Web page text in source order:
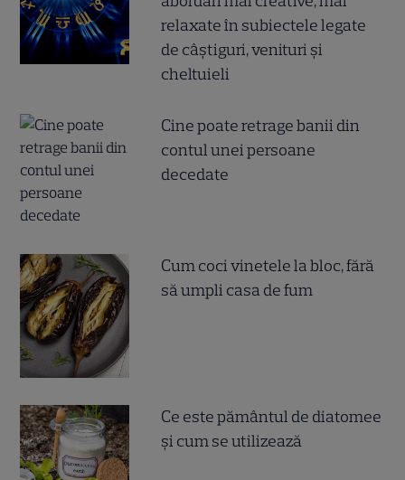
relaxate în subiectele legate
de câștiguri, venituri și
cheltuieli
Cine poate retrage banii din
contul unei persoane
decedate
Cum coci vinetele la bloc, fără
să umpli casa de fum
Ce este pământul de diatomee
și cum se utilizează